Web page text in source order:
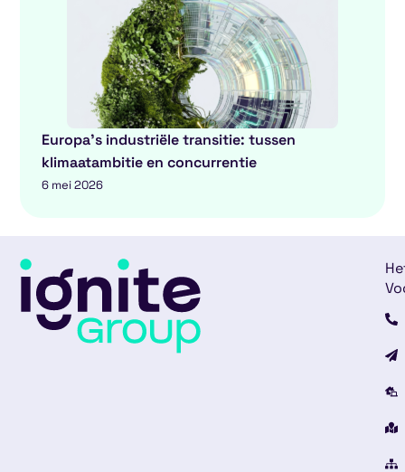
Europa’s industriële transitie: tussen
klimaatambitie en concurrentie
6 mei 2026